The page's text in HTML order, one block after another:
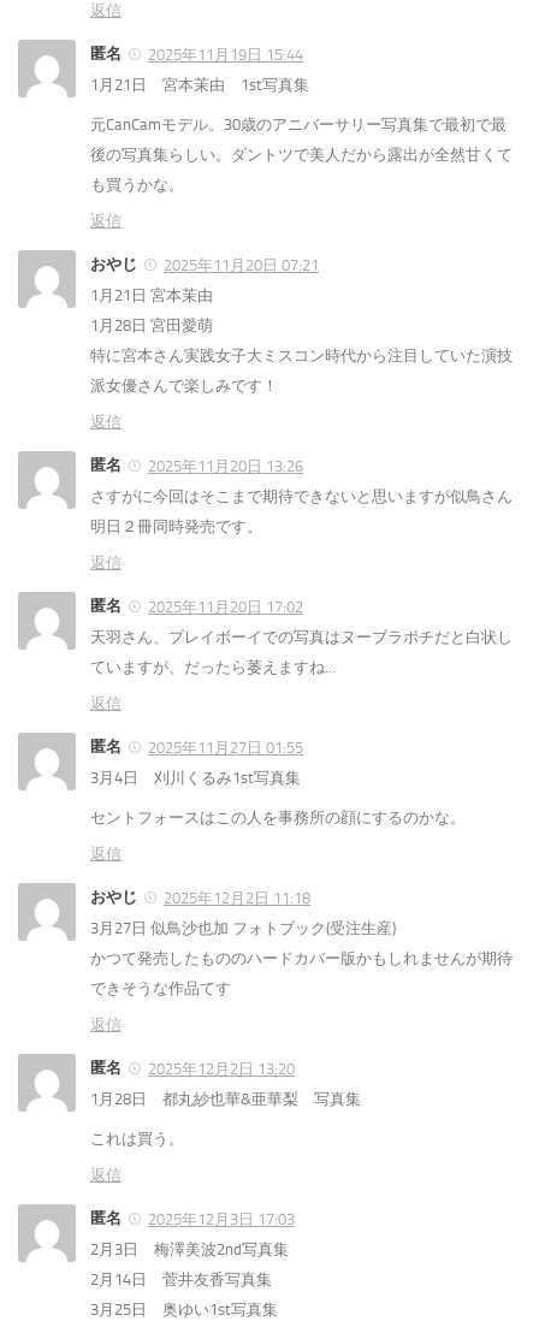
返信
匿名
2025年11月19日 15:44
1月21日 宮本茉由 1st写真集
元CanCamモデル。30歳のアニバーサリー写真集で最初で最
後の写真集らしい。ダントツで美人だから露出が全然甘くて
も買うかな。
返信
おやじ
2025年11月20日 07:21
1月21日 宮本茉由
1月28日 宮田愛萌
特に宮本さん実践女子大ミスコン時代から注目していた演技
派女優さんで楽しみです！
返信
匿名
2025年11月20日 13:26
さすがに今回はそこまで期待できないと思いますが似鳥さん
明日２冊同時発売です。
返信
匿名
2025年11月20日 17:02
天羽さん、プレイボーイでの写真はヌーブラポチだと白状し
ていますが、だったら萎えますね…
返信
匿名
2025年11月27日 01:55
3月4日 刈川くるみ1st写真集
セントフォースはこの人を事務所の顔にするのかな。
返信
おやじ
2025年12月2日 11:18
3月27日 似鳥沙也加 フォトブック(受注生産)
かつて発売したもののハードカバー版かもしれませんが期待
できそうな作品てす
返信
匿名
2025年12月2日 13:20
1月28日 都丸紗也華&亜華梨 写真集
これは買う。
返信
匿名
2025年12月3日 17:03
2月3日 梅澤美波2nd写真集
2月14日 菅井友香写真集
3月25日 奥ゆい1st写真集